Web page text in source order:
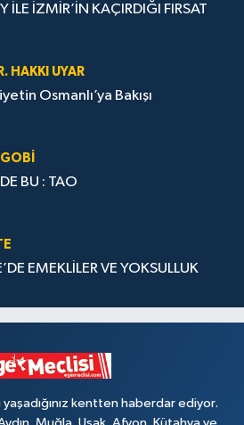
İLE İZMİR’İN KAÇIRDIĞI FIRSAT
HAKKI UYAR
Osmanlı’ya Bakışı
BU : TAO
EMEKLİLER VE YOKSULLUK
kentten haberdar ediyor.